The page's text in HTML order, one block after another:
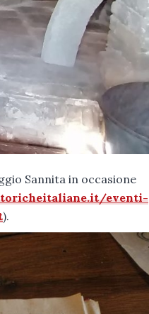
Sannita in occasione
eventi-
).